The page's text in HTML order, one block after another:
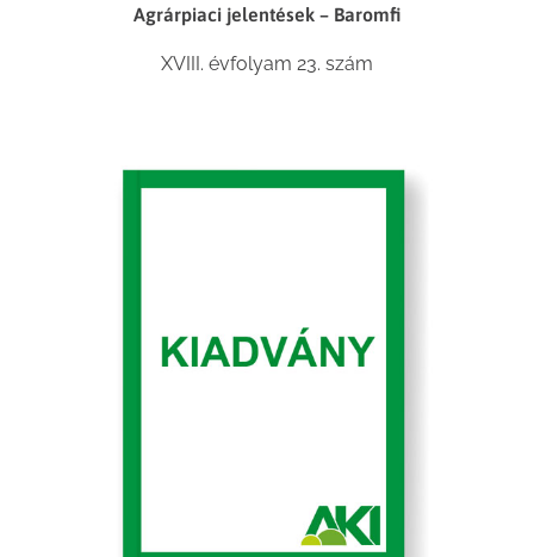
Agrárpiaci jelentések – Baromfi
XVIII. évfolyam 23. szám